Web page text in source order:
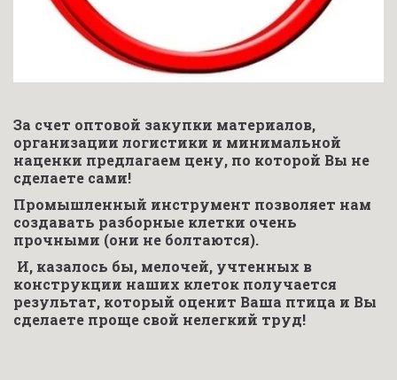
За счет оптовой закупки материалов,
организации логистики и минимальной
наценки предлагаем цену, по которой Вы не
сделаете сами!
Промышленный инструмент позволяет нам
создавать разборные клетки очень
прочными (они не болтаются).
конструкции наших клеток получается
результат, который оценит Ваша птица и Вы
сделаете проще свой нелегкий труд!